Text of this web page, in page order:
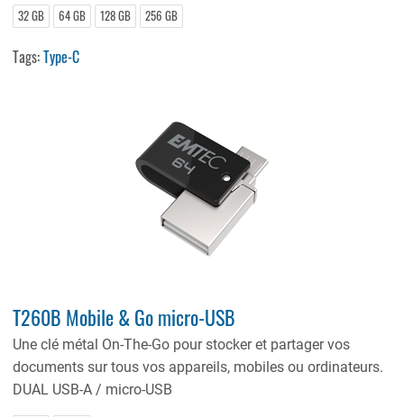
32 GB 64 GB 128 GB 256 GB
Tags:Type-C
T260B Mobile & Go micro-USB
Une clé métal On-The-Go pour stocker et partager vos
documents sur tous vos appareils, mobiles ou ordinateurs.
DUAL USB-A / micro-USB